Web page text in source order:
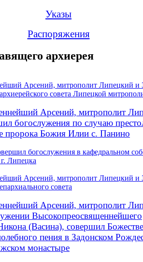
Указы
Распоряжения
архиерея
Арсений, митрополит Липецкий и
совета Липецкой
Арсений, митрополит
богослужения по случаю
пророка Божия Илии с. Панино
богослужения в кафедральном
Липецка
Арсений, митрополит Липецкий и
совета
Арсений, митрополит
Высокопреосвященнейшего
(Васина), совершил
пения в Задонском
монастыре